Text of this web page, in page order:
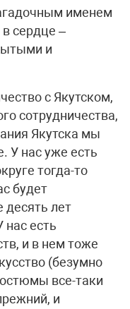
именем
сердце –
и
с Якутском,
сотрудничества,
Якутска мы
У нас уже есть
тогда-то
будет
десять лет
нас есть
и в нем тоже
(безумно
все-таки
и